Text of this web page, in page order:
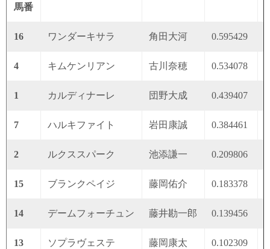
馬番
16 ワンダーキサラ 角田大河 0.595429
4 キムケンリアン 古川奈穂 0.534078
1 カルディナーレ 団野大成 0.439407
7 ハルキファイト 岩田康誠 0.384461
2 ルクススパーク 池添謙一 0.209806
15 ブランクペイジ 藤岡佑介 0.183378
14 デームフォーチュン 藤井勘一郎 0.139456
13 ソプラヴェステ 藤岡康太 0.102309